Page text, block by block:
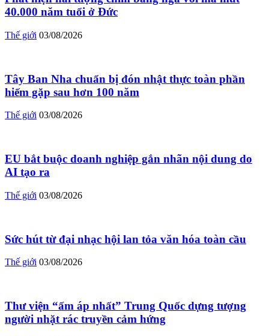
40.000 năm tuổi ở Đức
Thế giới 03/08/2026
Tây Ban Nha chuẩn bị đón nhật thực toàn phần
hiếm gặp sau hơn 100 năm
Thế giới 03/08/2026
EU bắt buộc doanh nghiệp gắn nhãn nội dung do
AI tạo ra
Thế giới 03/08/2026
Sức hút từ đại nhạc hội lan tỏa văn hóa toàn cầu
Thế giới 03/08/2026
Thư viện “ấm áp nhất” Trung Quốc dựng tượng
người nhặt rác truyền cảm hứng